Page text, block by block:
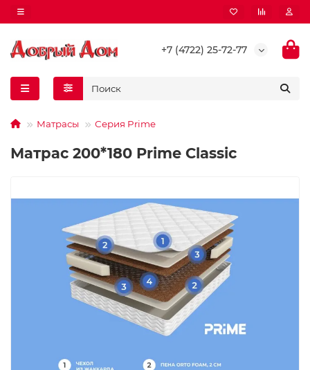
+7 (4722) 25-72-77
Матрасы Серия Prime
Матрас 200*180 Prime Classic